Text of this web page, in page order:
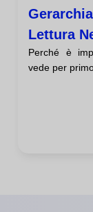
Lettura
Perché è
vede per